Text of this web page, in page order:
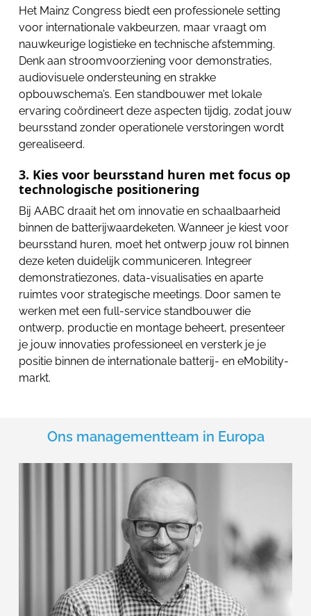
Het Mainz Congress biedt een professionele setting
voor internationale vakbeurzen, maar vraagt om
nauwkeurige logistieke en technische afstemming.
Denk aan stroomvoorziening voor demonstraties,
audiovisuele ondersteuning en strakke
opbouwschema’s. Een standbouwer met lokale
ervaring coördineert deze aspecten tijdig, zodat jouw
beursstand zonder operationele verstoringen wordt
gerealiseerd.
3. Kies voor beursstand huren met focus op
technologische positionering
Bij AABC draait het om innovatie en schaalbaarheid
binnen de batterijwaardeketen. Wanneer je kiest voor
beursstand huren, moet het ontwerp jouw rol binnen
deze keten duidelijk communiceren. Integreer
demonstratiezones, data-visualisaties en aparte
ruimtes voor strategische meetings. Door samen te
werken met een full-service standbouwer die
ontwerp, productie en montage beheert, presenteer
je jouw innovaties professioneel en versterk je je
positie binnen de internationale batterij- en eMobility-
markt.
Ons managementteam in Europa